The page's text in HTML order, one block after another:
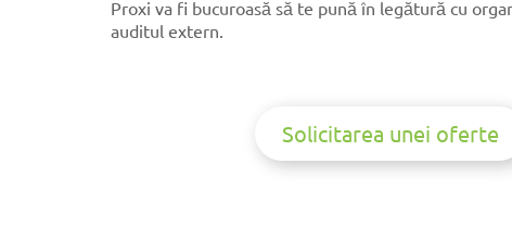
Proxi va fi bucuroasă să te pună în legătură cu
auditul extern.
Solicitarea unei oferte